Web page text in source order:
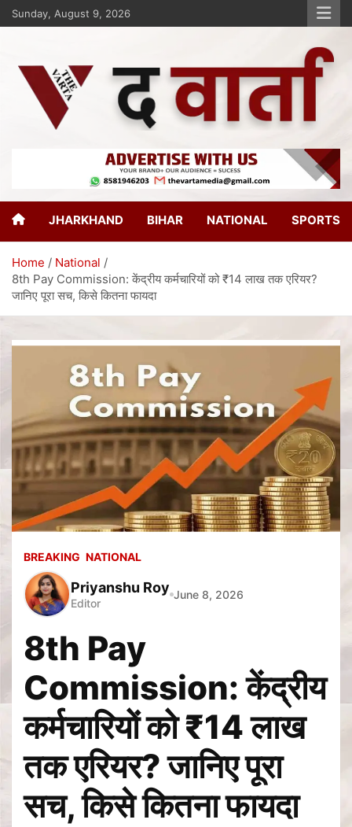
Sunday, August 9, 2026
The Varta
JHARKHAND BIHAR NATIONAL SPORTS
Home
National
8th Pay Commission: केंद्रीय कर्मचारियों को ₹14 लाख तक एरियर?
जानिए पूरा सच, किसे कितना फायदा
BREAKING NATIONAL
Priyanshu Roy
Editor
June 8, 2026
8th Pay
Commission: केंद्रीय
कर्मचारियों को ₹14 लाख
तक एरियर? जानिए पूरा
सच, किसे कितना फायदा